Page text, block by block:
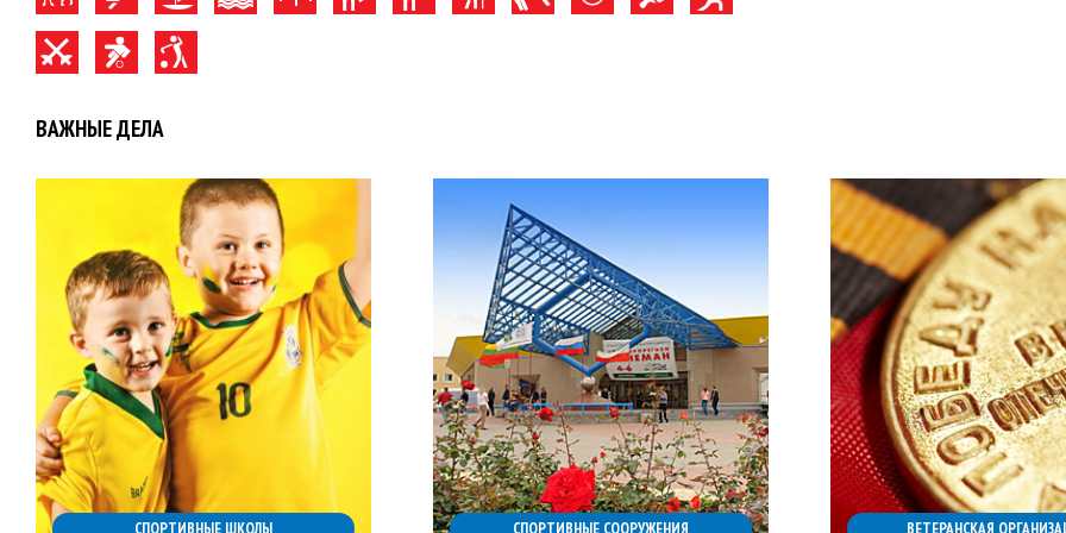
ВАЖНЫЕ ДЕЛА
СПОРТИВНЫЕ ШКОЛЫ СПОРТИВНЫЕ СООРУЖЕНИЯ ВЕТЕРАНСКАЯ